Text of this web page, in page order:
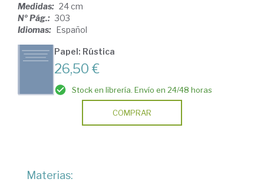
Medidas: 24 cm
Nº Pág.: 303
Idiomas: Español
Papel: Rústica
26,50 €
Stock en librería. Envío en 24/48 horas
COMPRAR
Materias: